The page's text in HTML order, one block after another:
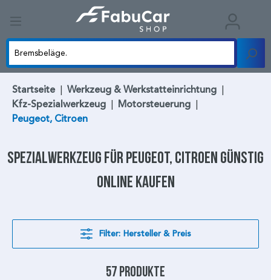
Startseite | Werkzeug & Werkstatteinrichtung |
Kfz-Spezialwerkzeug | Motorsteuerung |
Peugeot, Citroen
Spezialwerkzeug für Peugeot, Citroen günstig
online kaufen
Filter: Hersteller & Preis
57 Produkte